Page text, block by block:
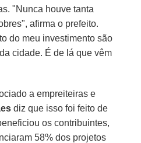
"Nunca houve tanta
afirma o prefeito.
do meu investimento são
cidade. É de lá que vêm
a empreiteiras e
diz que isso foi feito de
os contribuintes,
58% dos projetos